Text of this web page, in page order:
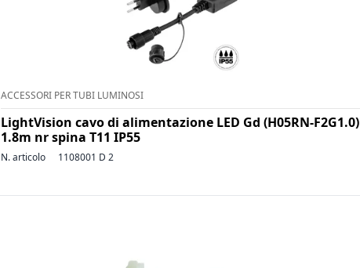
ACCESSORI PER TUBI LUMINOSI
LightVision cavo di alimentazione LED Gd (H05RN-F2G1.0)
1.8m nr spina T11 IP55
N. articolo 1108001 D 2